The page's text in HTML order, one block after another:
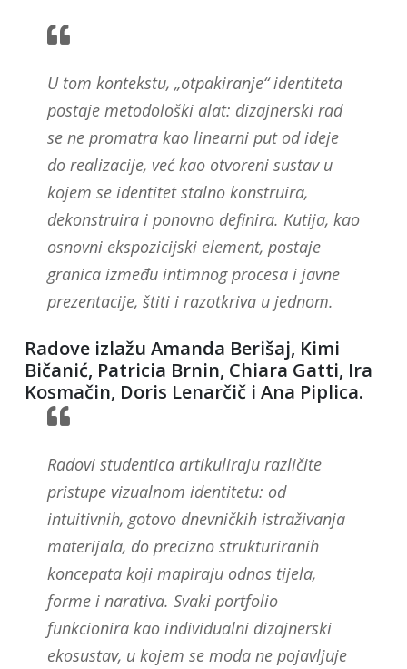
U tom kontekstu, „otpakiranje“ identiteta
postaje metodološki alat: dizajnerski rad
se ne promatra kao linearni put od ideje
do realizacije, već kao otvoreni sustav u
kojem se identitet stalno konstruira,
dekonstruira i ponovno definira. Kutija, kao
osnovni ekspozicijski element, postaje
granica između intimnog procesa i javne
prezentacije, štiti i razotkriva u jednom.
Radove izlažu Amanda Berišaj, Kimi
Bičanić, Patricia Brnin, Chiara Gatti, Ira
Kosmačin, Doris Lenarčič i Ana Piplica.
Radovi studentica artikuliraju različite
pristupe vizualnom identitetu: od
intuitivnih, gotovo dnevničkih istraživanja
materijala, do precizno strukturiranih
koncepata koji mapiraju odnos tijela,
forme i narativa. Svaki portfolio
funkcionira kao individualni dizajnerski
ekosustav, u kojem se moda ne pojavljuje